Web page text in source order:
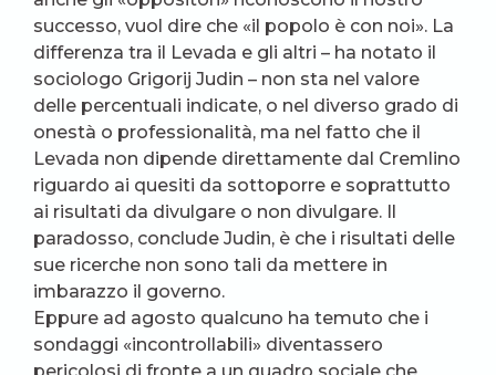
successo, vuol dire che «il popolo è con noi». La
differenza tra il Levada e gli altri – ha notato il
sociologo Grigorij Judin – non sta nel valore
delle percentuali indicate, o nel diverso grado di
onestà o professionalità, ma nel fatto che il
Levada non dipende direttamente dal Cremlino
riguardo ai quesiti da sottoporre e soprattutto
ai risultati da divulgare o non divulgare. Il
paradosso, conclude Judin, è che i risultati delle
sue ricerche non sono tali da mettere in
imbarazzo il governo.
Eppure ad agosto qualcuno ha temuto che i
sondaggi «incontrollabili» diventassero